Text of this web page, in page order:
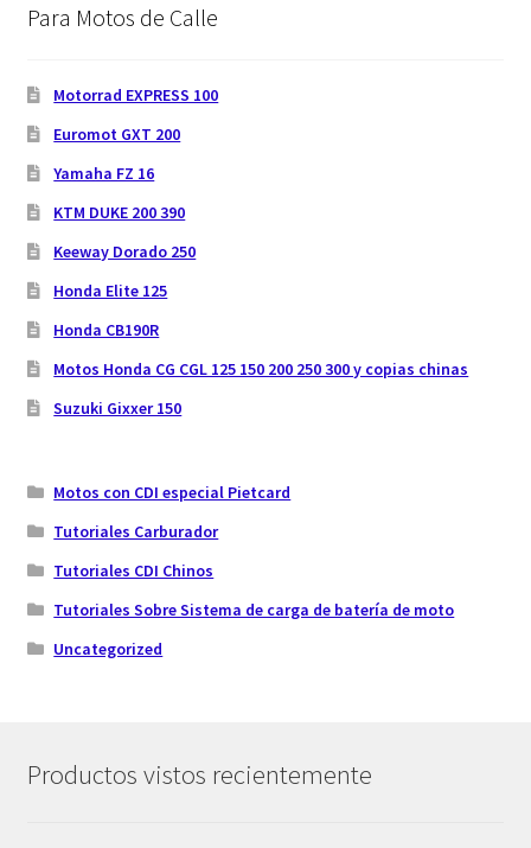
Para Motos de Calle
Motorrad EXPRESS 100
Euromot GXT 200
Yamaha FZ 16
KTM DUKE 200 390
Keeway Dorado 250
Honda Elite 125
Honda CB190R
Motos Honda CG CGL 125 150 200 250 300 y copias chinas
Suzuki Gixxer 150
Motos con CDI especial Pietcard
Tutoriales Carburador
Tutoriales CDI Chinos
Tutoriales Sobre Sistema de carga de batería de moto
Uncategorized
Productos vistos recientemente